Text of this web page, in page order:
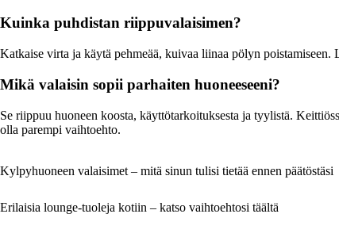
Kuinka puhdistan riippuvalaisimen?
Katkaise virta ja käytä pehmeää, kuivaa liinaa pölyn
Mikä valaisin sopii parhaiten huoneeseeni?
Se riippuu huoneen koosta, käyttötarkoituksesta ja tyylistä.
olla parempi vaihtoehto.
Kylpyhuoneen valaisimet – mitä sinun tulisi tietää ennen päätöstäsi
Erilaisia lounge-tuoleja kotiin – katso vaihtoehtosi täältä